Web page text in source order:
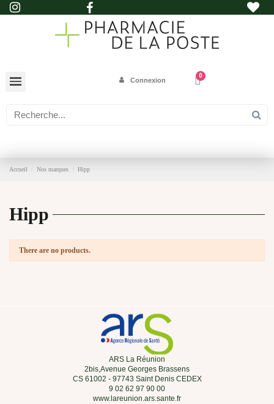
Connexion
Accueil Nos marques Hipp
Hipp
There are no products.
ARS La Réunion
2bis,Avenue Georges Brassens
CS 61002 - 97743 Saint Denis CEDEX
9 02 62 97 90 00
www.lareunion.ars.sante.fr